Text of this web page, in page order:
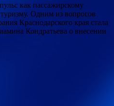
как пассажирскому
Одним из вопросов
Краснодарского края стала
Кондратьева о внесении